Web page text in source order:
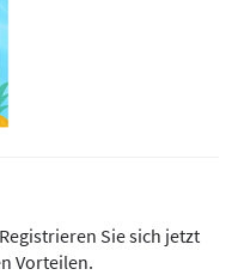
Sie sich jetzt
Vorteilen.